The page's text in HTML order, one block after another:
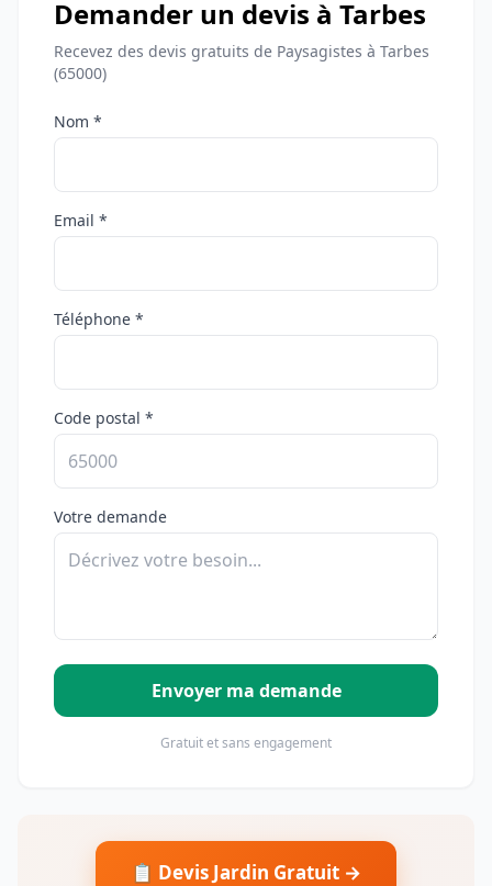
Demander un devis à Tarbes
Recevez des devis gratuits de Paysagistes à Tarbes
(65000)
Nom *
Email *
Téléphone *
Code postal *
Votre demande
Envoyer ma demande
Gratuit et sans engagement
📋 Devis Jardin Gratuit →